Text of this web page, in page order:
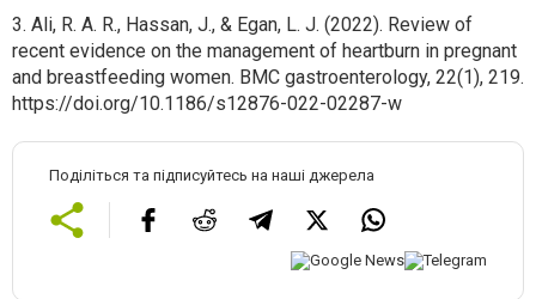
3. Ali, R. A. R., Hassan, J., & Egan, L. J. (2022). Review of
recent evidence on the management of heartburn in pregnant
and breastfeeding women. BMC gastroenterology, 22(1), 219.
https://doi.org/10.1186/s12876-022-02287-w
Поділіться та підписуйтесь на наші джерела